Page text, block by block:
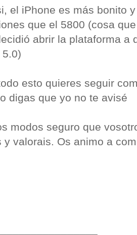
el iPhone es más bonito
que el 5800 (cosa
abrir la plataforma a
esto quieres seguir
digas que yo no te avisé
modos seguro que
y valorais. Os animo a